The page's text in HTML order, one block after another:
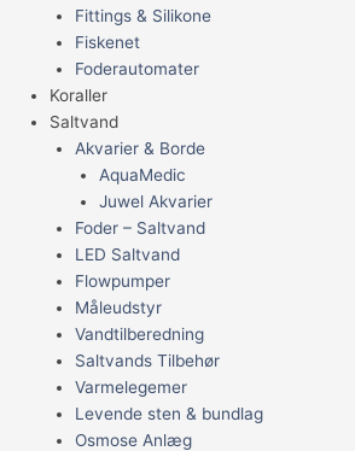
Fittings & Silikone
Fiskenet
Foderautomater
Koraller
Saltvand
Akvarier & Borde
AquaMedic
Juwel Akvarier
Foder – Saltvand
LED Saltvand
Flowpumper
Måleudstyr
Vandtilberedning
Saltvands Tilbehør
Varmelegemer
Levende sten & bundlag
Osmose Anlæg